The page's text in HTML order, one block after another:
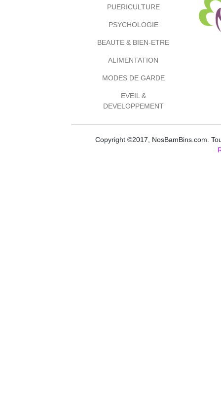
PUERICULTURE
PSYCHOLOGIE
BEAUTE & BIEN-ETRE
ALIMENTATION
MODES DE GARDE
EVEIL &
DEVELOPPEMENT
Copyright ©2017, NosBamBins.com.